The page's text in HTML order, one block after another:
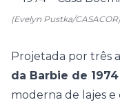
(Evelyn Pustka/CASACOR)
Projetada por três
da Barbie de 1974
moderna de lajes